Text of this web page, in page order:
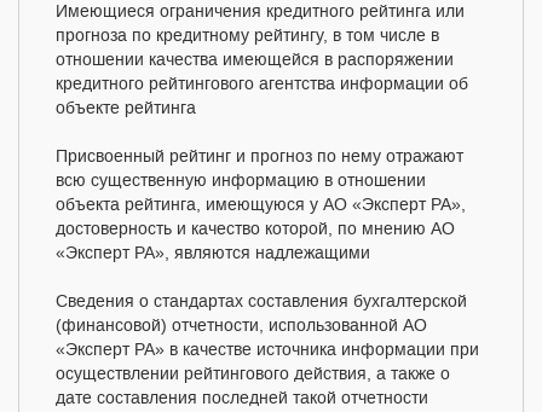
Имеющиеся ограничения кредитного рейтинга или
прогноза по кредитному рейтингу, в том числе в
отношении качества имеющейся в распоряжении
кредитного рейтингового агентства информации об
объекте рейтинга
Присвоенный рейтинг и прогноз по нему отражают
всю существенную информацию в отношении
объекта рейтинга, имеющуюся у АО «Эксперт РА»,
достоверность и качество которой, по мнению АО
«Эксперт РА», являются надлежащими
Сведения о стандартах составления бухгалтерской
(финансовой) отчетности, использованной АО
«Эксперт РА» в качестве источника информации при
осуществлении рейтингового действия, а также о
дате составления последней такой отчетности